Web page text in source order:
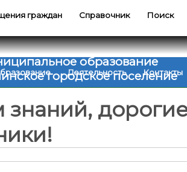
граждан Справочник Поиск
образование
городское поселение
Деятельность Контакты